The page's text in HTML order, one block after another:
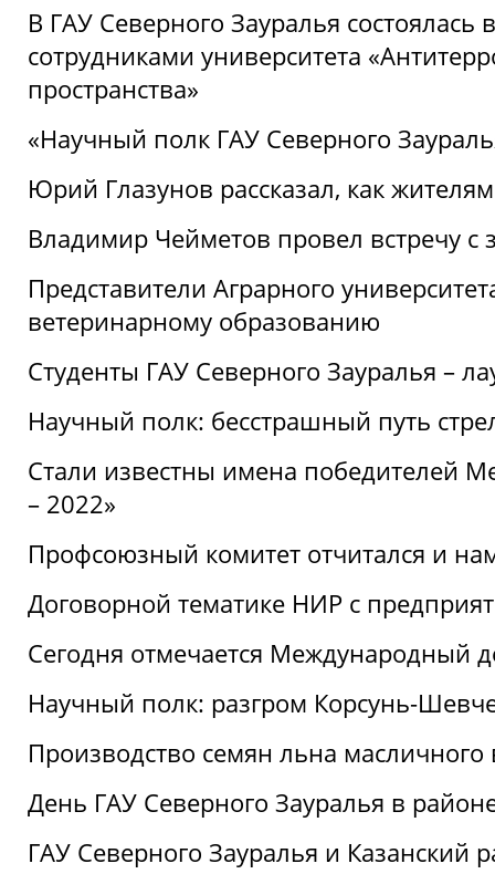
В ГАУ Северного Зауралья состоялась
сотрудниками университета
пространства»
«Научный полк ГАУ Северного
Юрий Глазунов рассказал, как
Владимир Чейметов провел встречу
Представители Аграрного
ветеринарному образованию
Студенты ГАУ Северного Зауралья –
Научный полк: бесстрашный путь
Стали известны имена победителей
– 2022»
Профсоюзный комитет отчитался и
Договорной тематике НИР с
Сегодня отмечается Международный
Научный полк: разгром Корсунь-
Производство семян льна
День ГАУ Северного Зауралья в
ГАУ Северного Зауралья и Казанский